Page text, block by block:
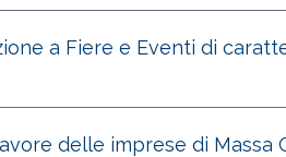
a Fiere e Eventi di
delle imprese di Massa